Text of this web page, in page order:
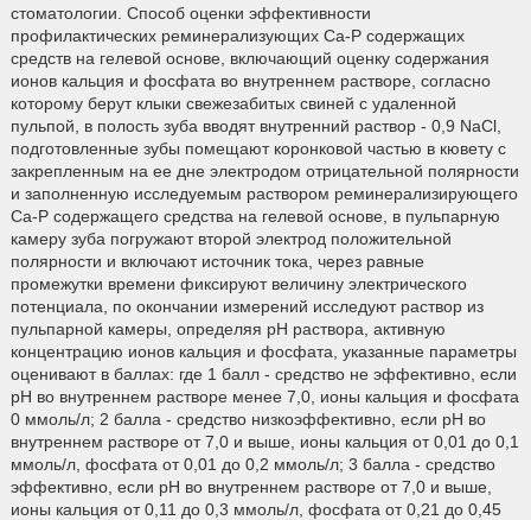
стоматологии. Способ оценки эффективности
профилактических реминерализующих Са-Р содержащих
средств на гелевой основе, включающий оценку содержания
ионов кальция и фосфата во внутреннем растворе, согласно
которому берут клыки свежезабитых свиней с удаленной
пульпой, в полость зуба вводят внутренний раствор - 0,9 NaCl,
подготовленные зубы помещают коронковой частью в кювету с
закрепленным на ее дне электродом отрицательной полярности
и заполненную исследуемым раствором реминерализирующего
Са-Р содержащего средства на гелевой основе, в пульпарную
камеру зуба погружают второй электрод положительной
полярности и включают источник тока, через равные
промежутки времени фиксируют величину электрического
потенциала, по окончании измерений исследуют раствор из
пульпарной камеры, определяя рН раствора, активную
концентрацию ионов кальция и фосфата, указанные параметры
оценивают в баллах: где 1 балл - средство не эффективно, если
рН во внутреннем растворе менее 7,0, ионы кальция и фосфата
0 ммоль/л; 2 балла - средство низкоэффективно, если рН во
внутреннем растворе от 7,0 и выше, ионы кальция от 0,01 до 0,1
ммоль/л, фосфата от 0,01 до 0,2 ммоль/л; 3 балла - средство
эффективно, если рН во внутреннем растворе от 7,0 и выше,
ионы кальция от 0,11 до 0,3 ммоль/л, фосфата от 0,21 до 0,45